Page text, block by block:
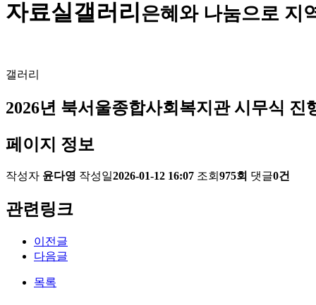
자료실갤러리은혜와 나눔으로 지
갤러리
2026년 북서울종합사회복지관 시무식 진
페이지 정보
작성자 윤다영 작성일2026-01-12 16:07 조회 975회 댓글0건
관련링크
이전글
다음글
목록